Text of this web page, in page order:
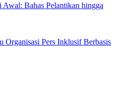
Bahas Pelantikan hingga
Organisasi Pers Inklusif Berbasis